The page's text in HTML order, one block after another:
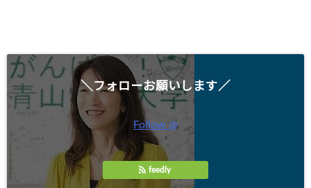
＼フォローお願いします／
Follow @
feedly